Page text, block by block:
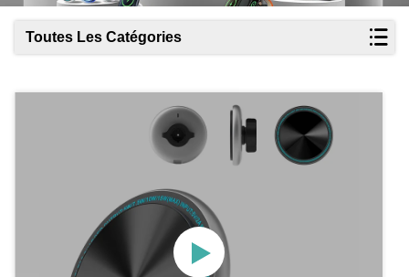
Toutes Les Catégories